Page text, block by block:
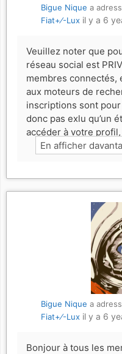
Bigue Nique a
Fiat+⁄-Lux il y a 6
Veuillez noter que
réseau social est
membres connectés,
aux moteurs de
inscriptions sont pour
donc pas exlu qu’un
accéder à votre
En afficher
Bigue Nique a
Fiat+⁄-Lux il y a 6
Bonjour à tous les